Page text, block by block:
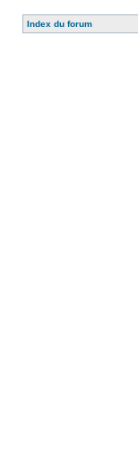
Index du forum